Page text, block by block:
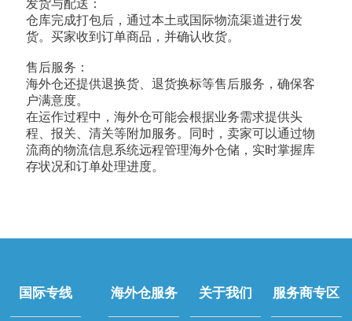
发货与配送：
仓库完成打包后，通过本土或国际物流渠道进行发
货。买家收到订单商品，并确认收货。
售后服务：
海外仓还提供退换货、退货换标等售后服务，确保客
户满意度。
在运作过程中，海外仓可能会根据业务需求提供头
程、报关、清关等附加服务。同时，卖家可以通过物
流商的物流信息系统远程管理海外仓储，实时掌握库
存状况和订单处理进度。
国际专线 海外仓服务 关于我们 服务商专区